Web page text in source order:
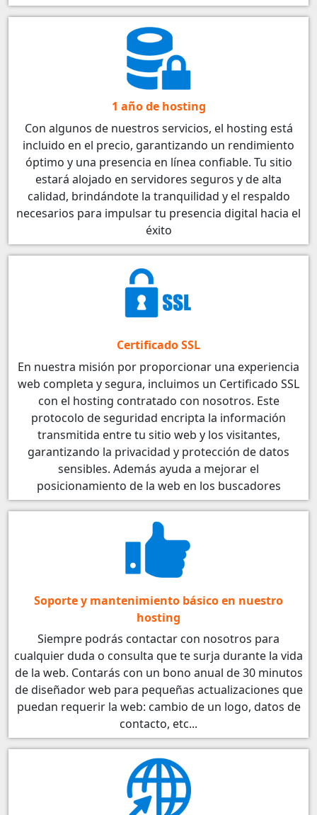
1 año de hosting
Con algunos de nuestros servicios, el hosting está
incluido en el precio, garantizando un rendimiento
óptimo y una presencia en línea confiable. Tu sitio
estará alojado en servidores seguros y de alta
calidad, brindándote la tranquilidad y el respaldo
necesarios para impulsar tu presencia digital hacia el
éxito
Certificado SSL
En nuestra misión por proporcionar una experiencia
web completa y segura, incluimos un Certificado SSL
con el hosting contratado con nosotros. Este
protocolo de seguridad encripta la información
transmitida entre tu sitio web y los visitantes,
garantizando la privacidad y protección de datos
sensibles. Además ayuda a mejorar el
posicionamiento de la web en los buscadores
Soporte y mantenimiento básico en nuestro
hosting
Siempre podrás contactar con nosotros para
cualquier duda o consulta que te surja durante la vida
de la web. Contarás con un bono anual de 30 minutos
de diseñador web para pequeñas actualizaciones que
puedan requerir la web: cambio de un logo, datos de
contacto, etc...